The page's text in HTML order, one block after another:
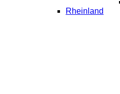
Rheinland